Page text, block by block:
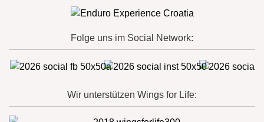
Folge uns im Social Network:
Wir unterstützen Wings for Life: